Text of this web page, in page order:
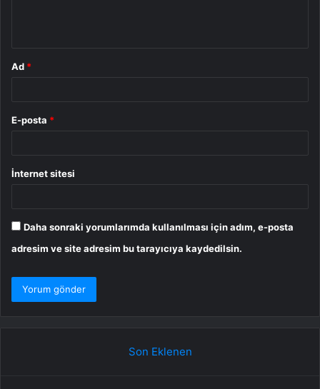
Ad *
E-posta *
İnternet sitesi
Daha sonraki yorumlarımda kullanılması için adım, e-posta
adresim ve site adresim bu tarayıcıya kaydedilsin.
Son Eklenen